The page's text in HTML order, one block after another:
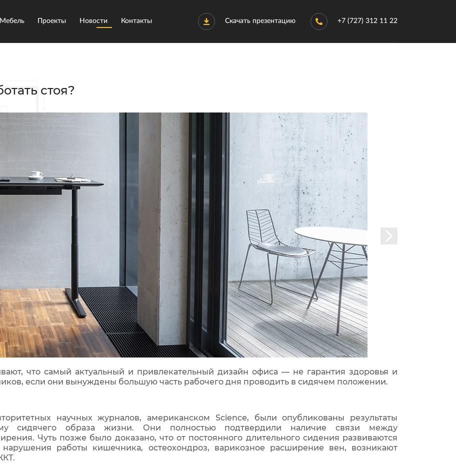
Мебель Проекты Новости Контакты Скачать презентацию +7 (727) 312 11 22
стоя?
что самый актуальный и привлекательный дизайн офиса — не гарантия здоровья и
если они вынуждены большую часть рабочего дня проводить в сидячем положении.
научных журналов, американском Science, были опубликованы результаты
сидячего образа жизни. Они полностью подтвердили наличие связи между
Чуть позже было доказано, что от постоянного длительного сидения развиваются
нарушения работы кишечника, остеохондроз, варикозное расширение вен, возникают